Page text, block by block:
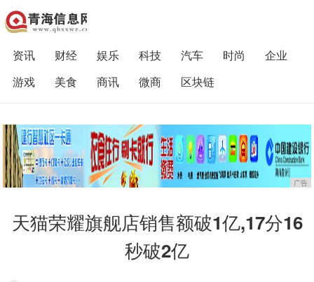
资讯 财经 娱乐 科技 汽车 时尚
企业
游戏
美食 商讯 微商 区块链
广告
天猫荣耀旗舰店销售额破1亿,17分16
秒破2亿